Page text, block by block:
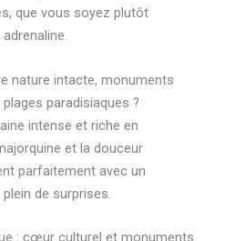
que vous soyez plutôt
nature intacte, monuments
paradisiaques ?
intense et riche en
et la douceur
parfaitement avec un
de surprises.
: cœur culturel et monuments